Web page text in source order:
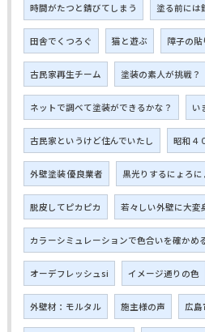
時間がたつと錆びてしまう 塗る前には
田舎でくつろぐ 猫と遊ぶ 障子の貼
古民家再生チーム 塗装の素人が挑戦？
ネットで調べて塗装ができるかな？ い
古民家というけど住んでいたし 昭和４
外壁塗装 優良業者 黒光りするにょろに
脱皮してピカピカ 若々しい外壁に大変
カラーシミュレーションで色合いを確かめ
オーデフレッシュsi イメージ通りの色
外壁材：モルタル 施主様の声 広